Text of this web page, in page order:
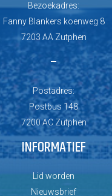
Bezoekadres:
Fanny Blankers koenweg 8
7203 AA Zutphen
–
Postadres:
Postbus 148
7200 AC Zutphen
INFORMATIEF
Lid worden
Nieuwsbrief